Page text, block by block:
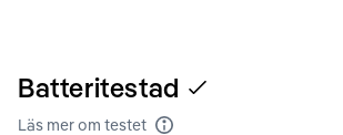
Batteritestad
Läs mer om testet